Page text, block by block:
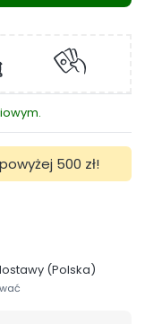
500 zł!
(Polska)